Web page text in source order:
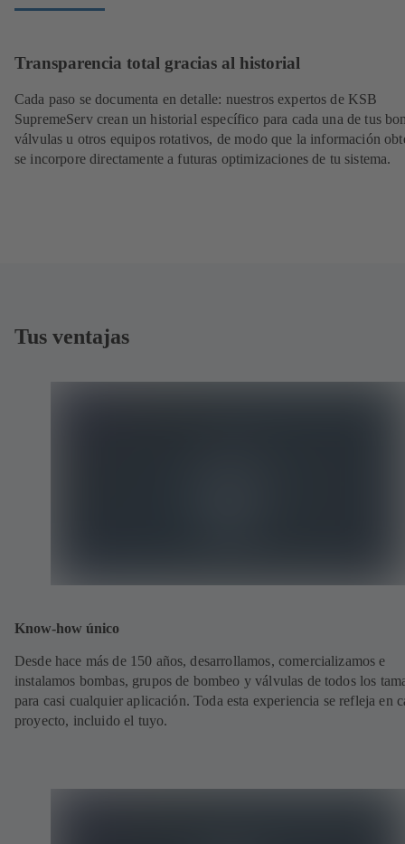
Transparencia total gracias al historial
Cada paso se documenta en detalle: nuestros expertos de KSB
SupremeServ crean un historial específico para cada una de tus
válvulas u otros equipos rotativos, de modo que la información
se incorpore directamente a futuras optimizaciones de tu sistema.
Tus ventajas
Know-how único
Desde hace más de 150 años, desarrollamos, comercializamos e
instalamos bombas, grupos de bombeo y válvulas de todos los
para casi cualquier aplicación. Toda esta experiencia se refleja en
proyecto, incluido el tuyo.